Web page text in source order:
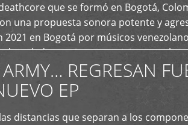
que se formó en Bogotá,
una propuesta sonora potente y
2021 en Bogotá por músicos
demoledores, ritmos vertiginosos y
creando […]REGRESAN
EP
distancias que separan a los